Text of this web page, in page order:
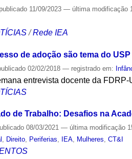
publicado 11/09/2023— última modificação
/Rede IEA
de adoção são tema do
02/02/2018— registrado em:
entrevista docente da
de Trabalho: Desafios na
08/03/2021— última modificação
, Direito, Periferias, IEA, Mulheres,CT&I